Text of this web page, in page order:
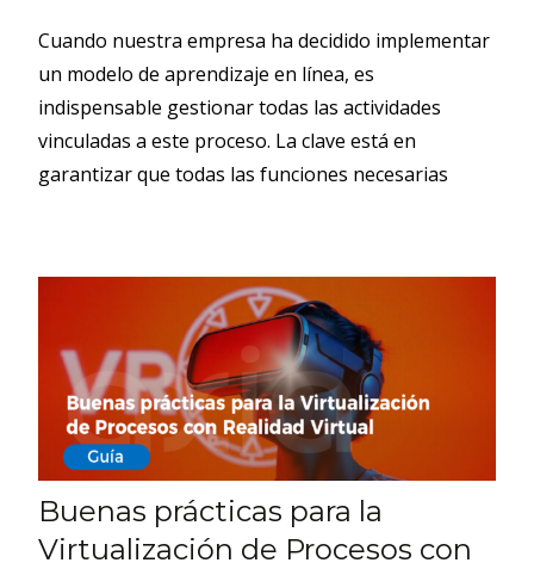
Cuando nuestra empresa ha decidido implementar
un modelo de aprendizaje en línea, es
indispensable gestionar todas las actividades
vinculadas a este proceso. La clave está en
garantizar que todas las funciones necesarias
Buenas prácticas para la
Virtualización de Procesos con